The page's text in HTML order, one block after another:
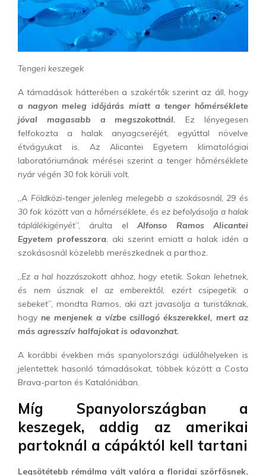
Tengeri keszegek
A támadások hátterében a szakértők szerint az áll, hogy
a nagyon meleg időjárás miatt a tenger hőmérséklete
jóval magasabb a megszokottnál. Ez lényegesen
felfokozta a halak anyagcseréjét, egyúttal növelve
étvágyukat is. Az Alicantei Egyetem klimatológiai
laboratóriumának mérései szerint a tenger hőmérséklete
nyár végén 30 fok körüli volt.
„A Földközi-tenger jelenleg melegebb a szokásosnál, 29 és
30 fok között van a hőmérséklete, és ez befolyásolja a halak
táplálékigényét”, árulta elAlfonso Ramos Alicantei
Egyetem professzora, aki szerint emiatt a halak idén a
szokásosnál közelebb merészkednek a parthoz.
„Ez a hal hozzászokott ahhoz, hogy etetik. Sokan lehetnek,
és nem úsznak el az emberektől, ezért csipegetik a
sebeket”, mondta Ramos, aki azt javasolja a turistáknak,
hogy ne menjenek a vízbe csillogó ékszerekkel, mert az
más agresszív halfajokat is odavonzhat.
A korábbi években más spanyolországi üdülőhelyeken is
jelentettek hasonló támadásokat, többek között a Costa
Brava-parton és Katalóniában.
Míg Spanyolországban a
keszegek, addig az amerikai
partoknál a cápáktól kell tartani
Legsötétebb rémálma vált valóra a floridai szörfösnek,